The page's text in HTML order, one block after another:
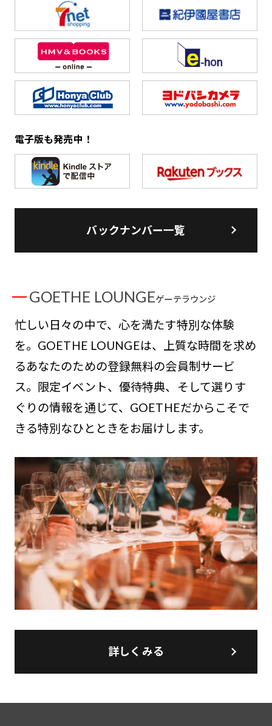
電子版も発売中！
バックナンバー一覧
GOETHE LOUNGEゲーテラウンジ
忙しい日々の中で、心を満たす特別な体験
を。GOETHE LOUNGEは、上質な時間を求め
るあなたのための登録無料の会員制サービ
ス。限定イベント、優待特典、そして選りす
ぐりの情報を通じて、GOETHEだからこそで
きる特別なひとときをお届けします。
詳しくみる